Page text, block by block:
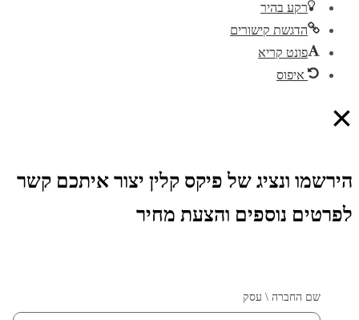
רקע בהיר
הדגשת קישורים
פונט קריא
איפוס
×
הירשמו ונציג של פיקס קלין יצור איתכם קשר
לפרטים נוספים והצעת מחיר
שם החברה \ עסק